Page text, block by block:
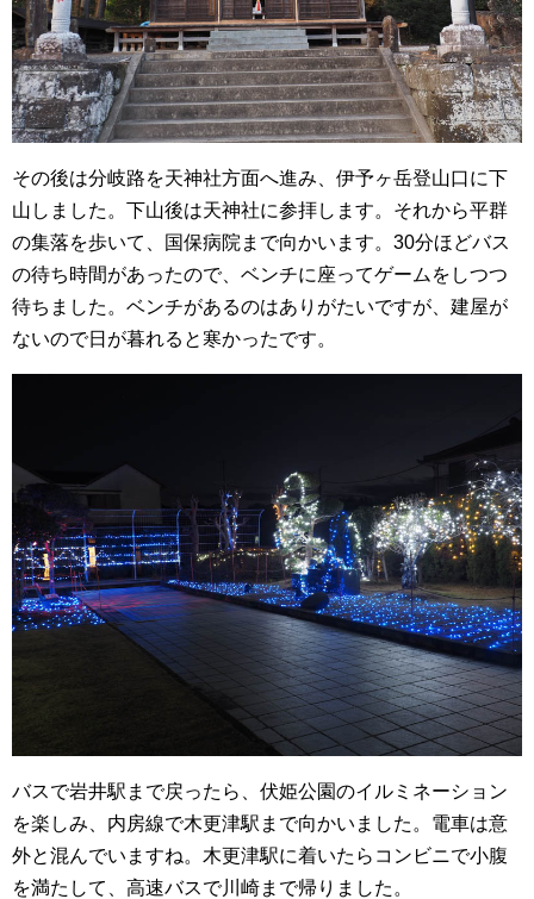
その後は分岐路を天神社方面へ進み、伊予ヶ岳登山口に下
山しました。下山後は天神社に参拝します。それから平群
の集落を歩いて、国保病院まで向かいます。30分ほどバス
の待ち時間があったので、ベンチに座ってゲームをしつつ
待ちました。ベンチがあるのはありがたいですが、建屋が
ないので日が暮れると寒かったです。
バスで岩井駅まで戻ったら、伏姫公園のイルミネーション
を楽しみ、内房線で木更津駅まで向かいました。電車は意
外と混んでいますね。木更津駅に着いたらコンビニで小腹
を満たして、高速バスで川崎まで帰りました。